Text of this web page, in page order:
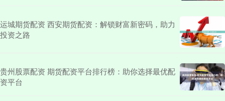
运城期货配资 西安期货配资：解锁财富新密码，助力
投资之路
贵州股票配资 期货配资平台排行榜：助你选择最优配
资平台